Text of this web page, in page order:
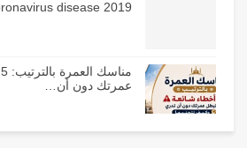
disease 2019
عمرتك دون أن…